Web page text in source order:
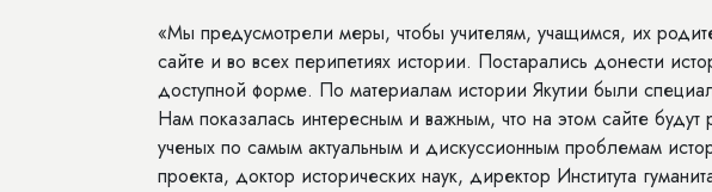
«Мы предусмотрели меры, чтобы учителям, учащимся, их
сайте и во всех перипетиях истории. Постарались донести
доступной форме. По материалам истории Якутии были
Нам показалась интересным и важным, что на этом сайте
ученых по самым актуальным и дискуссионным проблемам
проекта, доктор исторических наук, директор Института